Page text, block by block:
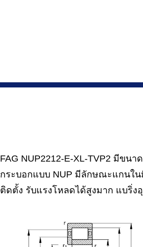
FAG NUP2212-E-XL-TVP2 มีขน
กระบอกแบบ NUP มีลักษณะแกนใ
ติดตั้ง รับแรงโหลดได้สูงมาก แบริ่ง